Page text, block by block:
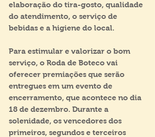
elaboração do tira-gosto, qualidade
do atendimento, o serviço de
bebidas e a higiene do local.
Para estimular e valorizar o bom
serviço, o Roda de Boteco vai
oferecer premiações que serão
entregues em um evento de
encerramento, que acontece no dia
18 de dezembro. Durante a
solenidade, os vencedores dos
primeiros, segundos e terceiros